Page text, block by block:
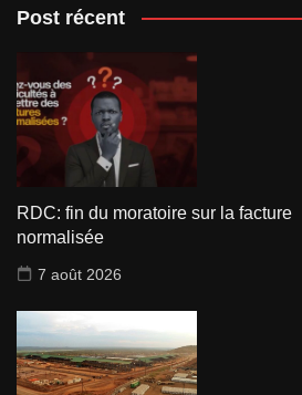
Post récent
RDC: fin du moratoire sur la facture
normalisée
7 août 2026